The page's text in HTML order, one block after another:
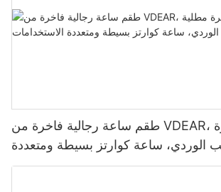
طقم ساعة رجالية فاخرة من VDEAR، علبة هدايا فاخرة
الوردي، ساعة كوارتز بسيطة ومتعددة
الاستخدامات.